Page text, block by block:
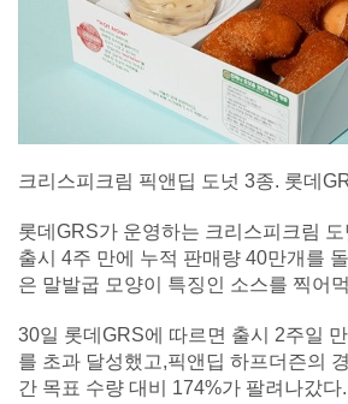
크리스피크림 픽앤딥 도넛 3종. 롯데
롯데GRS가 운영하는 크리스피크림 도
출시 4주 만에 누적 판매량 40만개를
은 말발굽 모양이 특징인 소스를 찍어
30일 롯데GRS에 따르면 출시 2주일
를 초과 달성했고,픽앤딥 하프더즌의
간 목표 수량 대비 174%가 팔려나갔다.